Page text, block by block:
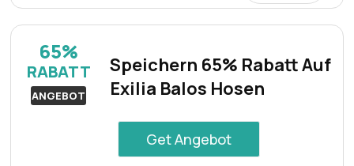
attraktives Shopping-Erlebnis.
65%
RABATT
ANGEBOT
Speichern 65% Rabatt Auf
Exilia Balos Hosen
Get Angebot